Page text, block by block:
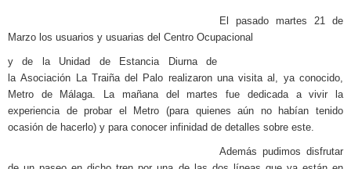
El pasado martes 21 de
Marzo los usuarios y usuarias del Centro Ocupacional
yde la Unidad de Estancia Diurna de
laAsociación La Traiña del Palo realizaron una visita al, ya conocido,
Metro de Málaga. La mañana del martes fue dedicada a vivir la
experiencia de probar el Metro (para quienes aún no habían tenido
ocasión de hacerlo) y para conocer infinidad de detalles sobre este.
Además pudimos disfrutar